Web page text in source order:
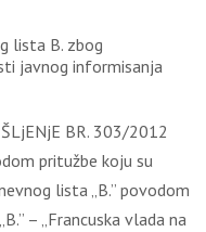
lista B. zbog
javnog informisanja
BR. 303/2012
pritužbe koju su
lista „B.” povodom
– „Francuska vlada na